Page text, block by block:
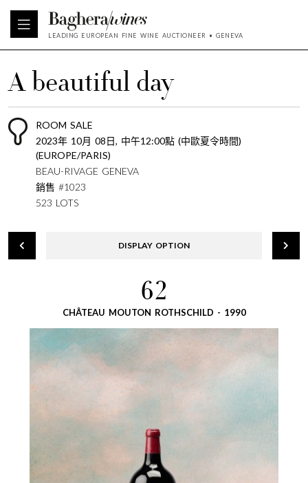
LEADING EUROPEAN FINE WINE AUCTIONEER • GENEVA
A beautiful day
ROOM SALE
2023年 10月 08日, 中午12:00點 (中歐夏令時間)
(EUROPE/PARIS)
BEAU-RIVAGE GENEVA
銷售 #1023
523 LOTS
DISPLAY OPTION
62
CHÂTEAU MOUTON ROTHSCHILD - 1990